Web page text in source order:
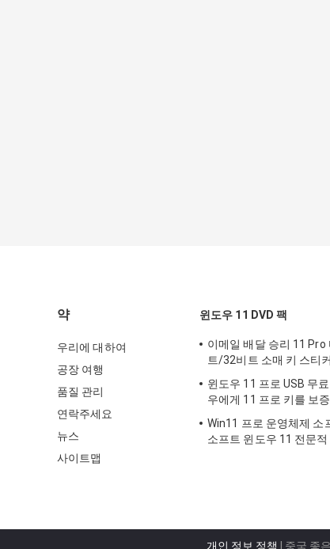
약
우리에 대하여
공장 여행
품질 관리
연락주세요
뉴스
사이트맵
윈도우 11 DVD 팩
이메일 배달 승리 11 Pro
트/32비트 소매 키 스티커
윈도우 11 프로 USB 무
우에게 11 프로 키를 보
Win11 프로 운영체제 소
소프트 윈도우 11 전문
개인 정보 정책 | 중국 좋